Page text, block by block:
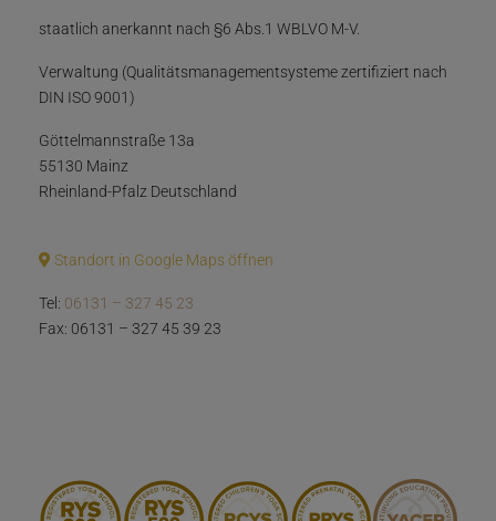
staatlich anerkannt nach §6 Abs.1 WBLVO M-V.
Verwaltung (Qualitätsmanagementsysteme zertifiziert nach
DIN ISO 9001)
Göttelmannstraße 13a
55130 Mainz
Rheinland-Pfalz Deutschland
Standort in Google Maps öffnen
Tel: 06131 – 327 45 23
Fax: 06131 – 327 45 39 23